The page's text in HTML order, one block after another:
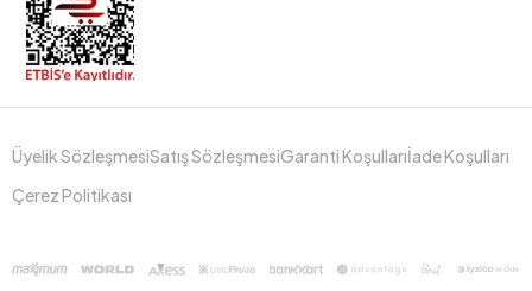
Üyelik SözleşmesiSatış SözleşmesiGaranti Koşullarıİade Koşulları
Çerez Politikası